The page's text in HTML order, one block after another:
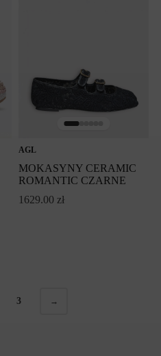
AGL
MOKASYNY CERAMIC
ROMANTIC CZARNE
1629.00 zł
3 →